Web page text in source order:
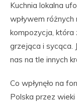
Kuchnia lokalna
wpływem
kompozycja, która
grzejąca i sycąca.
nas na tle innych
Co wpłynęło na
Polska przez